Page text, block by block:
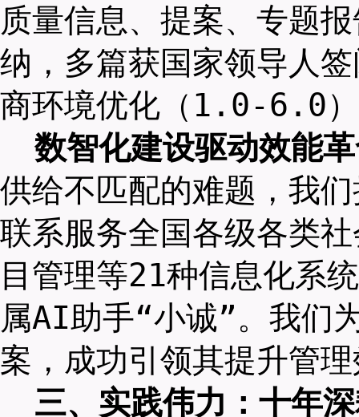
质量信息、提案、专题
纳，多篇获国家领导人
商环境优化（1.0-6.0）
数智化建设驱动效能
供给不匹配的难题，我
联系服务全国各级各类
目管理等21种信息化系
属AI助手“小诚”。我们
案，成功引领其提升管
三、实践伟力：十年